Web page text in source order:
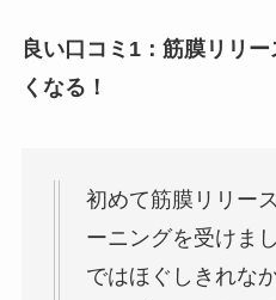
良い口コミ1：筋膜リリ
くなる！
初めて筋膜リリー
ーニングを受けま
ではほぐしきれな